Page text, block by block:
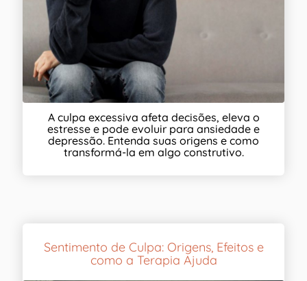
A culpa excessiva afeta decisões, eleva o
estresse e pode evoluir para ansiedade e
depressão. Entenda suas origens e como
transformá-la em algo construtivo.
Sentimento de Culpa: Origens, Efeitos e
como a Terapia Ajuda